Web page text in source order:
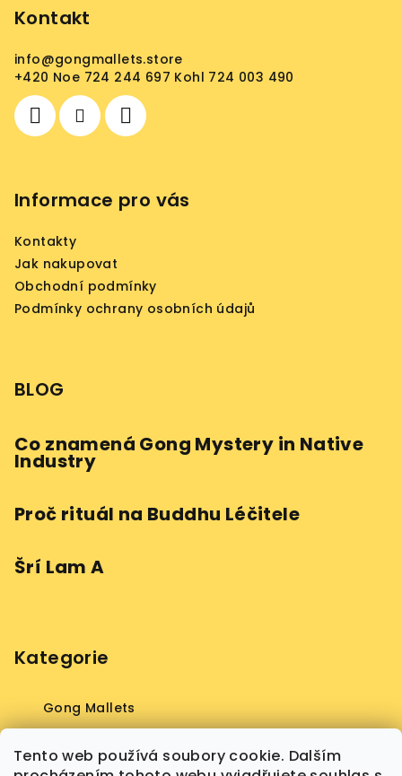
Tento web používá soubory cookie. Dalším
Kontakt
info@gongmallets.store
+420 Noe 724 244 697 Kohl 724 003 490
Informace pro vás
Kontakty
Jak nakupovat
Obchodní podmínky
Podmínky ochrany osobních údajů
BLOG
Co znamená Gong Mystery in Native
Industry
Proč rituál na Buddhu Léčitele
Šrí Lam A
Kategorie
Gong Mallets